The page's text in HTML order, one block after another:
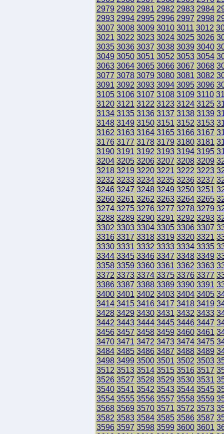
2979 2980 2981 2982 2983 2984
2993 2994 2995 2996 2997 2998
3007 3008 3009 3010 3011 3012
3021 3022 3023 3024 3025 3026
3035 3036 3037 3038 3039 3040
3049 3050 3051 3052 3053 3054
3063 3064 3065 3066 3067 3068
3077 3078 3079 3080 3081 3082
3091 3092 3093 3094 3095 3096
3105 3106 3107 3108 3109 3110
3120 3121 3122 3123 3124 3125
3134 3135 3136 3137 3138 3139
3148 3149 3150 3151 3152 3153
3162 3163 3164 3165 3166 3167
3176 3177 3178 3179 3180 3181
3190 3191 3192 3193 3194 3195
3204 3205 3206 3207 3208 3209
3218 3219 3220 3221 3222 3223
3232 3233 3234 3235 3236 3237
3246 3247 3248 3249 3250 3251
3260 3261 3262 3263 3264 3265
3274 3275 3276 3277 3278 3279
3288 3289 3290 3291 3292 3293
3302 3303 3304 3305 3306 3307
3316 3317 3318 3319 3320 3321
3330 3331 3332 3333 3334 3335
3344 3345 3346 3347 3348 3349
3358 3359 3360 3361 3362 3363
3372 3373 3374 3375 3376 3377
3386 3387 3388 3389 3390 3391
3400 3401 3402 3403 3404 3405
3414 3415 3416 3417 3418 3419
3428 3429 3430 3431 3432 3433
3442 3443 3444 3445 3446 3447
3456 3457 3458 3459 3460 3461
3470 3471 3472 3473 3474 3475
3484 3485 3486 3487 3488 3489
3498 3499 3500 3501 3502 3503
3512 3513 3514 3515 3516 3517
3526 3527 3528 3529 3530 3531
3540 3541 3542 3543 3544 3545
3554 3555 3556 3557 3558 3559
3568 3569 3570 3571 3572 3573
3582 3583 3584 3585 3586 3587
3596 3597 3598 3599 3600 3601